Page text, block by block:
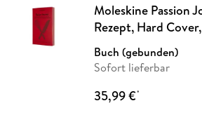
Moleskine Passion
Rezept, Hard
Buch (gebunden)
Sofort lieferbar
35,99 €*